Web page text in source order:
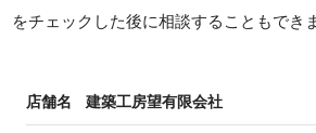
をチェックした後に相談することもでき
店舗名 建築工房望有限会社